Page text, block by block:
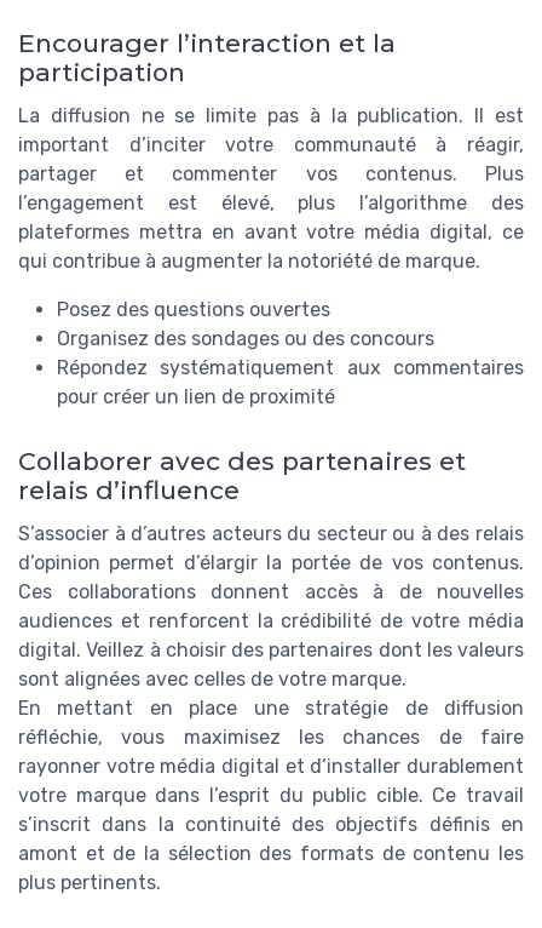
Encourager l’interaction et la
participation
La diffusion ne se limite pas à la publication. Il est
important d’inciter votre communauté à réagir,
partager et commenter vos contenus. Plus
l’engagement est élevé, plus l’algorithme des
plateformes mettra en avant votre média digital, ce
qui contribue à augmenter la notoriété de marque.
Posez des questions ouvertes
Organisez des sondages ou des concours
Répondez systématiquement aux commentaires
pour créer un lien de proximité
Collaborer avec des partenaires et
relais d’influence
S’associer à d’autres acteurs du secteur ou à des relais
d’opinion permet d’élargir la portée de vos contenus.
Ces collaborations donnent accès à de nouvelles
audiences et renforcent la crédibilité de votre média
digital. Veillez à choisir des partenaires dont les valeurs
sont alignées avec celles de votre marque.
En mettant en place une stratégie de diffusion
réfléchie, vous maximisez les chances de faire
rayonner votre média digital et d’installer durablement
votre marque dans l’esprit du public cible. Ce travail
s’inscrit dans la continuité des objectifs définis en
amont et de la sélection des formats de contenu les
plus pertinents.